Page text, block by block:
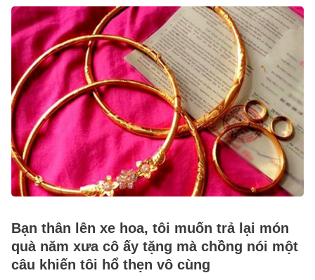
Bạn thân lên xe hoa, tôi muốn trả lại món
quà năm xưa cô ấy tặng mà chồng nói một
câu khiến tôi hổ thẹn vô cùng